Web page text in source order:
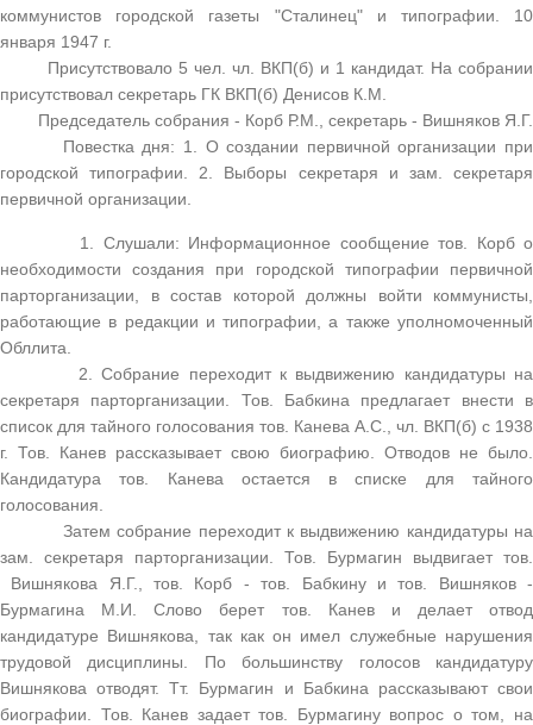
коммунистов городской газеты "Сталинец" и типографии. 10
января 1947 г.
Присутствовало 5 чел. чл. ВКП(б) и 1 кандидат. На собрании
присутствовал секретарь ГК ВКП(б) Денисов К.М.
Председатель собрания - Корб Р.М., секретарь - Вишняков Я.Г.
Повестка дня: 1. О создании первичной организации при
городской типографии. 2. Выборы секретаря и зам. секретаря
первичной организации.
1. Слушали: Информационное сообщение тов. Корб о
необходимости создания при городской типографии первичной
парторганизации, в состав которой должны войти коммунисты,
работающие в редакции и типографии, а также уполномоченный
Обллита.
2. Собрание переходит к выдвижению кандидатуры на
секретаря парторганизации. Тов. Бабкина предлагает внести в
список для тайного голосования тов. Канева А.С., чл. ВКП(б) с 1938
г. Тов. Канев рассказывает свою биографию. Отводов не было.
Кандидатура тов. Канева остается в списке для тайного
голосования.
Затем собрание переходит к выдвижению кандидатуры на
зам. секретаря парторганизации. Тов. Бурмагин выдвигает тов.
Вишнякова Я.Г., тов. Корб - тов. Бабкину и тов. Вишняков -
Бурмагина М.И. Слово берет тов. Канев и делает отвод
кандидатуре Вишнякова, так как он имел служебные нарушения
трудовой дисциплины. По большинству голосов кандидатуру
Вишнякова отводят. Тт. Бурмагин и Бабкина рассказывают свои
биографии. Тов. Канев задает тов. Бурмагину вопрос о том, на